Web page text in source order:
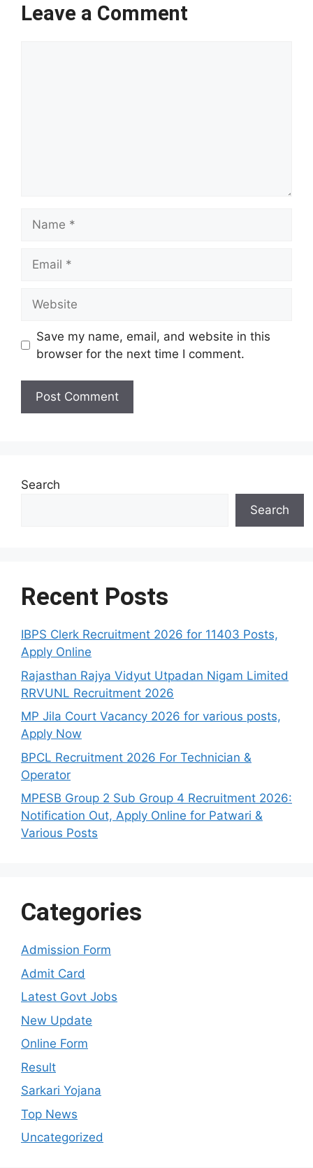
Leave a Comment
Save my name, email, and website in this
browser for the next time I comment.
Search
Search
Recent Posts
IBPS Clerk Recruitment 2026 for 11403 Posts,
Apply Online
Rajasthan Rajya Vidyut Utpadan Nigam Limited
RRVUNL Recruitment 2026
MP Jila Court Vacancy 2026 for various posts,
Apply Now
BPCL Recruitment 2026 For Technician &
Operator
MPESB Group 2 Sub Group 4 Recruitment 2026:
Notification Out, Apply Online for Patwari &
Various Posts
Categories
Admission Form
Admit Card
Latest Govt Jobs
New Update
Online Form
Result
Sarkari Yojana
Top News
Uncategorized